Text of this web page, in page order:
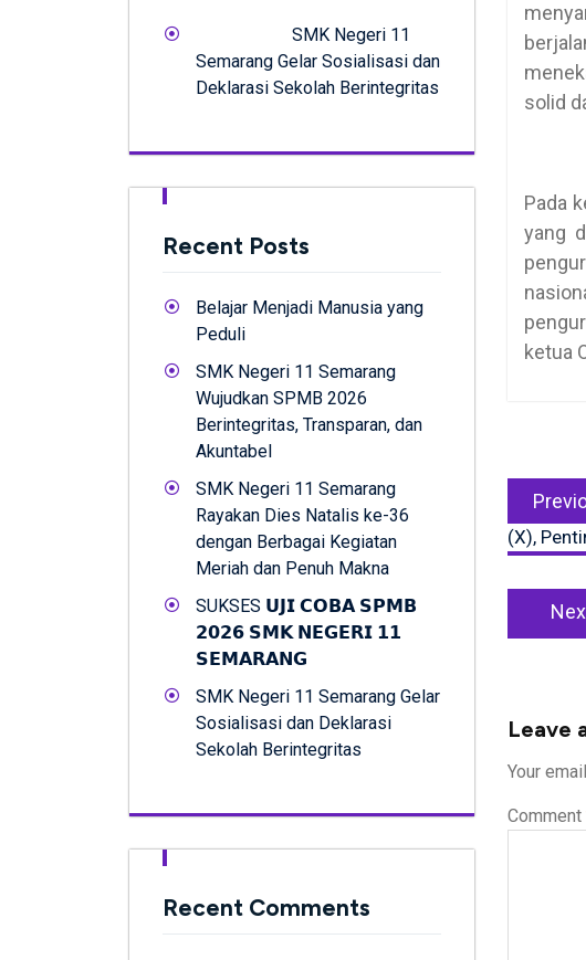
solid
Pada
yang
ketua
(X),
Leave
Your
Comment
SMK Negeri 11
Semarang Gelar Sosialisasi dan
Deklarasi Sekolah Berintegritas
Recent Posts
Belajar Menjadi Manusia yang
Peduli
SMK Negeri 11 Semarang
Wujudkan SPMB 2026
Berintegritas, Transparan, dan
Akuntabel
SMK Negeri 11 Semarang
Rayakan Dies Natalis ke-36
dengan Berbagai Kegiatan
Meriah dan Penuh Makna
SUKSES 𝗨𝗝𝗜 𝗖𝗢𝗕𝗔 𝗦𝗣𝗠𝗕
𝟮𝟬𝟮𝟲 𝗦𝗠𝗞 𝗡𝗘𝗚𝗘𝗥𝗜 𝟭𝟭
𝗦𝗘𝗠𝗔𝗥𝗔𝗡𝗚
SMK Negeri 11 Semarang Gelar
Sosialisasi dan Deklarasi
Sekolah Berintegritas
Recent Comments